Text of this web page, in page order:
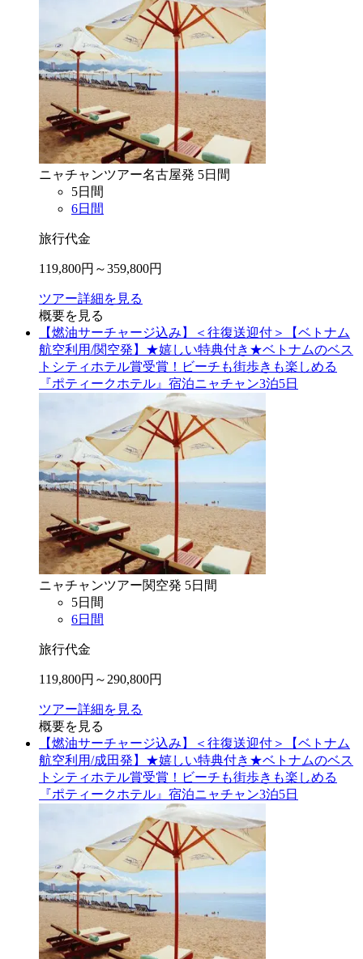
ニャチャンツアー名古屋発 5日間
5日間
6日間
旅行代金
119,800円～359,800円
ツアー詳細を見る
概要を見る
【燃油サーチャージ込み】＜往復送迎付＞【ベトナム
航空利用/関空発】★嬉しい特典付き★ベトナムのベス
トシティホテル賞受賞！ビーチも街歩きも楽しめる
『ポティークホテル』宿泊ニャチャン3泊5日
ニャチャンツアー関空発 5日間
5日間
6日間
旅行代金
119,800円～ 290,800円
ツアー詳細を見る
概要を見る
【燃油サーチャージ込み】＜往復送迎付＞【ベトナム
航空利用/成田発】★嬉しい特典付き★ベトナムのベス
トシティホテル賞受賞！ビーチも街歩きも楽しめる
『ポティークホテル』宿泊ニャチャン3泊5日